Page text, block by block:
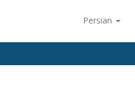
Persian